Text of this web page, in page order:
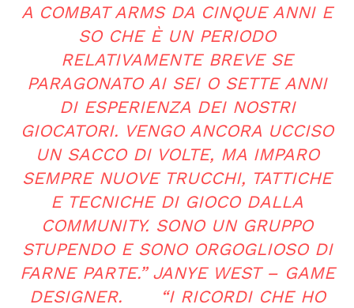
A COMBAT ARMS DA CINQUE ANNI E
SO CHE È UN PERIODO
RELATIVAMENTE BREVE SE
PARAGONATO AI SEI O SETTE ANNI
DI ESPERIENZA DEI NOSTRI
GIOCATORI. VENGO ANCORA UCCISO
UN SACCO DI VOLTE, MA IMPARO
SEMPRE NUOVE TRUCCHI, TATTICHE
E TECNICHE DI GIOCO DALLA
COMMUNITY. SONO UN GRUPPO
STUPENDO E SONO ORGOGLIOSO DI
FARNE PARTE.” JANYE WEST – GAME
DESIGNER. “I RICORDI CHE HO